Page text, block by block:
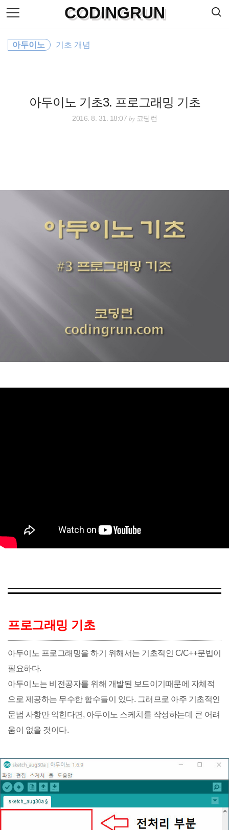
본
문
로
CODINGRUN
아두이노 기초3. 프로그래밍 기초
아두이노 기초 개념
2016. 8. 31. 18:07 by코딩런
프로그래밍 기초
아두이노 프로그래밍을 하기 위해서는 기초적인 C/C++문법이
필요하다.
아두이노는 비전공자를 위해 개발된 보드이기때문에 자체적
으로 제공하는 무수한 함수들이 있다. 그러므로 아주 기초적인
문법 사항만 익힌다면, 아두이노 스케치를 작성하는데 큰 어려
움이 없을 것이다.
색